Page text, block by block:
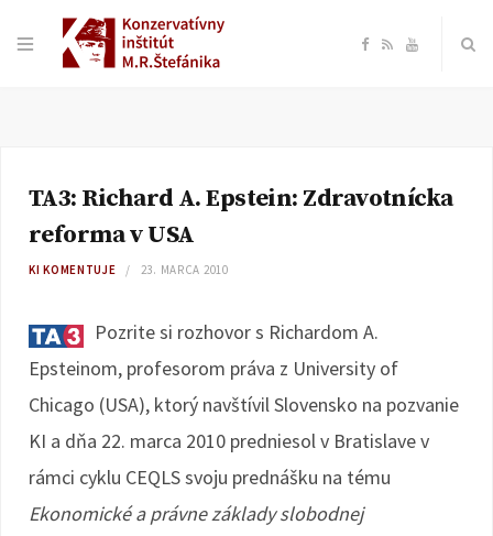
F
e
o
R Y
T
TA3: Richard A. Epstein: Zdravotnícka
reforma v USA
KI KOMENTUJE 23. MARCA 2010
Pozrite si rozhovor s Richardom A.
Epsteinom, profesorom práva z University of
Chicago (USA), ktorý navštívil Slovensko na pozvanie
KI a dňa 22. marca 2010 predniesol v Bratislave v
rámci cyklu CEQLS svoju prednášku na tému
Ekonomické a právne základy slobodnej